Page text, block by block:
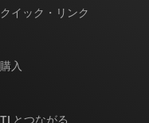
クイック・リンク
クロスリファレンス検索
購入
TI とつながる